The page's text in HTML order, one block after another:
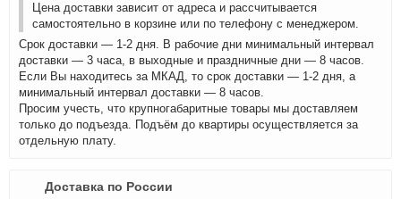
Цена доставки зависит от адреса и рассчитывается
самостоятельно в корзине или по телефону с менеджером.
Срок доставки — 1-2 дня. В рабочие дни минимальный интервал
доставки — 3 часа, в выходные и праздничные дни — 8 часов.
Если Вы находитесь за МКАД, то срок доставки — 1-2 дня, а
минимальный интервал доставки — 8 часов.
Просим учесть, что крупногабаритные товары мы доставляем
только до подъезда. Подъём до квартиры осуществляется за
отдельную плату.
Доставка по России